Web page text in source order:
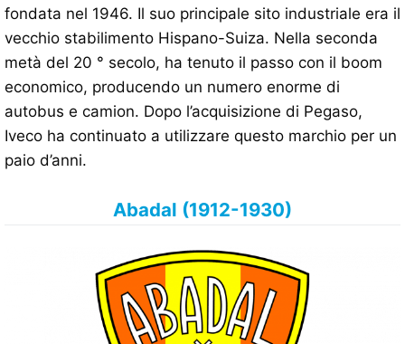
fondata nel 1946. Il suo principale sito industriale era il
vecchio stabilimento Hispano-Suiza. Nella seconda
metà del 20 ° secolo, ha tenuto il passo con il boom
economico, producendo un numero enorme di
autobus e camion. Dopo l’acquisizione di Pegaso,
Iveco ha continuato a utilizzare questo marchio per un
paio d’anni.
Abadal (1912-1930)